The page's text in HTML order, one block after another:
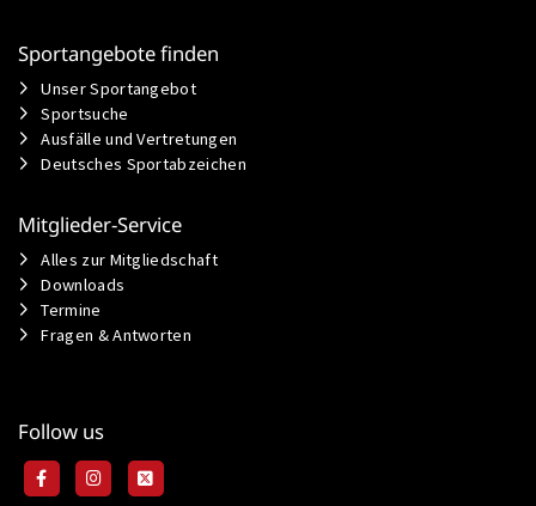
Sportangebote finden
Unser Sportangebot
Sportsuche
Ausfälle und Vertretungen
Deutsches Sportabzeichen
Mitglieder-Service
Alles zur Mitgliedschaft
Downloads
Termine
Fragen & Antworten
Follow us